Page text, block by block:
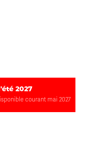
2027
courant mai 2027